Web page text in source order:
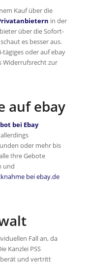
Kauf über die
in der
über die Sofort-
es besser aus.
oder auf ebay
Widerrufsrecht zur
auf ebay
bei Ebay
oder mehr bis
Ihre Gebote
und
bei ebay.de
Fall an, da
Kanzlei PSS
berät und vertritt